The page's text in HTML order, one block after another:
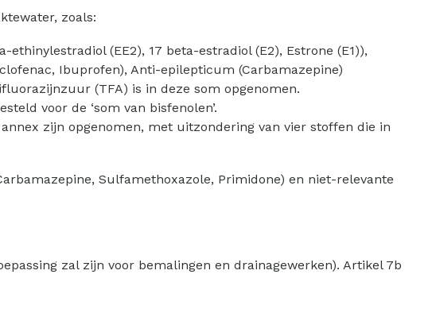
zoals:
(EE2), 17 beta-estradiol (E2), Estrone (E1)),
Ibuprofen), Anti-epilepticum (Carbamazepine)
(TFA) is in deze som opgenomen.
voor de ‘som van bisfenolen’.
zijn opgenomen, met uitzondering van vier stoffen die in
Sulfamethoxazole, Primidone) en niet-relevante
zal zijn voor bemalingen en drainagewerken). Artikel 7b